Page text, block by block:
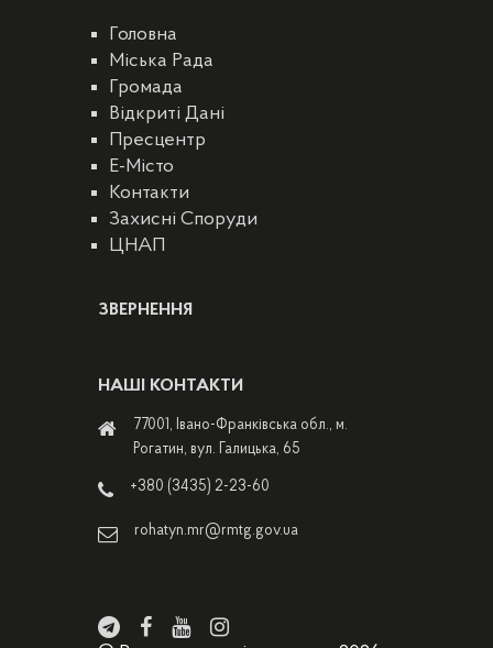
Головна
Міська Рада
Громада
Відкриті Дані
Пресцентр
E-Місто
Контакти
Захисні Споруди
ЦНАП
ЗВЕРНЕННЯ
НАШІ КОНТАКТИ
77001, Івано-Франківська обл., м.
Рогатин, вул. Галицька, 65
+380 (3435) 2-23-60
rohatyn.mr@rmtg.gov.ua